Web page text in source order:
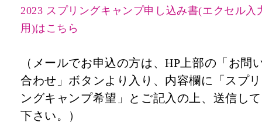
2023 スプリングキャンプ申し込み書(エクセル入
用)はこちら
（メールでお申込の方は、HP上部の「お問
合わせ」ボタンより入り、内容欄に「スプリ
ングキャンプ希望」とご記入の上、送信して
下さい。）